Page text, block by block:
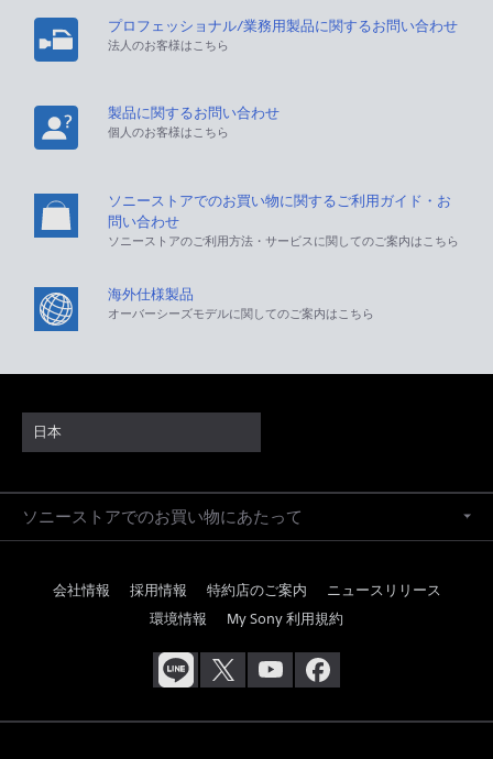
プロフェッショナル/業務用製品に関するお問い合わせ
法人のお客様はこちら
製品に関するお問い合わせ
個人のお客様はこちら
ソニーストアでのお買い物に関するご利用ガイド・お
問い合わせ
ソニーストアのご利用方法・サービスに関してのご案内はこちら
海外仕様製品
オーバーシーズモデルに関してのご案内はこちら
日本
ソニーストアでのお買い物にあたって
会社情報 採用情報 特約店のご案内
ニュースリリース
環境情報
My Sony 利用規約